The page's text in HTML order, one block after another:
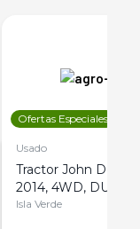
Ofertas Especiales
Usado
Tractor John Deere
2014, 4WD, DUAL
Isla Verde